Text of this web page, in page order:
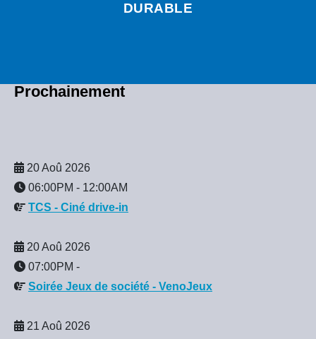
DURABLE
Prochainement
20 Aoû 2026
06:00PM - 12:00AM
TCS - Ciné drive-in
20 Aoû 2026
07:00PM -
Soirée Jeux de société - VenoJeux
21 Aoû 2026